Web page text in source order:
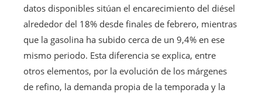
datos disponibles sitúan el encarecimiento del diésel
alrededor del 18% desde finales de febrero, mientras
que la gasolina ha subido cerca de un 9,4% en ese
mismo periodo. Esta diferencia se explica, entre
otros elementos, por la evolución de los márgenes
de refino, la demanda propia de la temporada y la